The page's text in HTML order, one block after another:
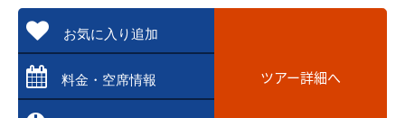
お気に入り追加
料金・空席情報 ツアー詳細へ